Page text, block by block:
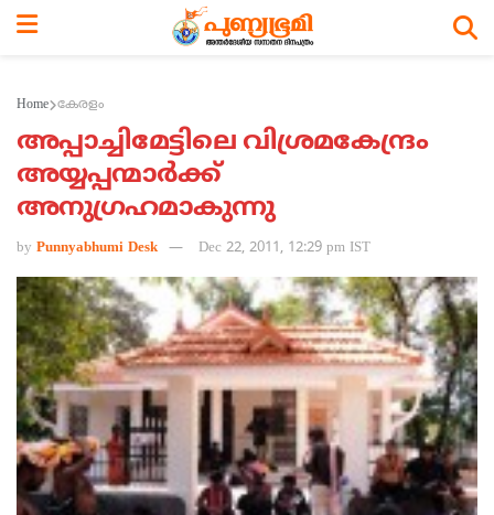
Home കേരളം
അപ്പാച്ചിമേട്ടിലെ വിശ്രമകേന്ദ്രം
അയ്യപ്പന്മാര്‍ക്ക്
അനുഗ്രഹമാകുന്നു
by Punnyabhumi Desk Dec 22, 2011, 12:29 pm IST